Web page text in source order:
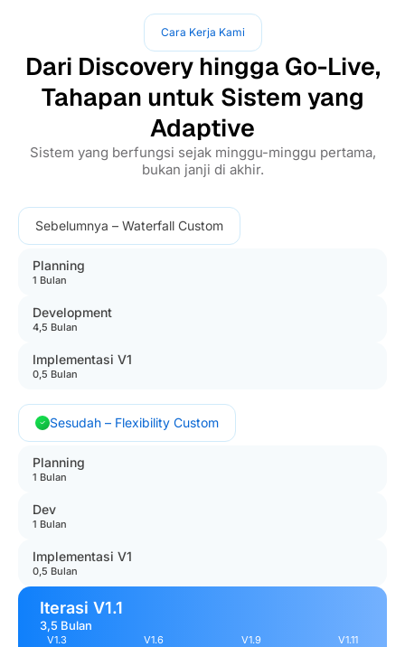
Cara Kerja Kami
Dari Discovery hingga Go-Live,
Tahapan untuk Sistem yang
Adaptive
Sistem yang berfungsi sejak minggu-minggu pertama,
bukan janji di akhir.
Sebelumnya – Waterfall Custom
Planning
1 Bulan
Development
4,5 Bulan
Implementasi V1
0,5 Bulan
Sesudah – Flexibility Custom
Planning
1 Bulan
Dev
1 Bulan
Implementasi V1
0,5 Bulan
Iterasi V1.1
3,5 Bulan
V1.3 V1.6 V1.9 V1.11